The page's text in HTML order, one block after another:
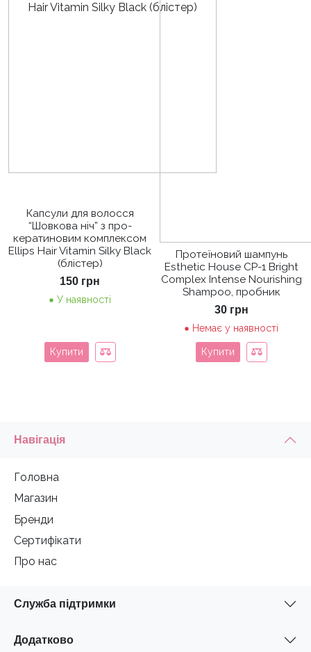
Капсули для волосся
“Шовкова ніч” з про-
кератиновим комплексом
Ellips Hair Vitamin Silky Black
(блістер)
150 грн
У наявності
Купити
Протеїновий шампунь
Esthetic House CP-1 Bright
Complex Intense Nourishing
Shampoo, пробник
30 грн
Немає у наявності
Купити
Навігація
Головна
Магазин
Бренди
Сертифікати
Про нас
Служба підтримки
Додатково